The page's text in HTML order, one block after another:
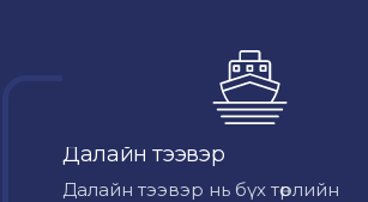
Далайн тээвэр
Далайн тээвэр нь бүх төрлийн